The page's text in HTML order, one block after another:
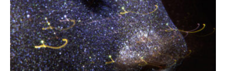
stránke
produktu.